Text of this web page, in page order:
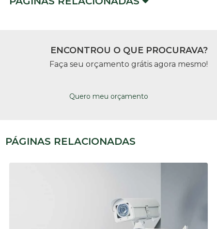
ENCONTROU O QUE PROCURAVA?
Faça seu orçamento grátis agora mesmo!
Quero meu orçamento
PÁGINAS RELACIONADAS